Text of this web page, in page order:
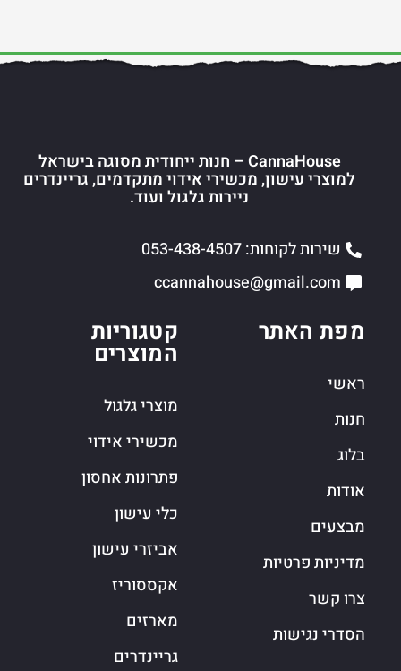
CannaHouse – חנות ייחודית מסוגה בישראל
למוצרי עישון, מכשירי אידוי מתקדמים, גריינדרים
ניירות גלגול ועוד.
שירות לקוחות: 053-438-4507
ccannahouse@gmail.com
מפת האתר
ראשי
חנות
בלוג
אודות
מבצעים
מדיניות פרטיות
צרו קשר
הסדרי נגישות
קטגוריות
המוצרים
מוצרי גלגול
מכשירי אידוי
פתרונות אחסון
כלי עישון
אביזרי עישון
אקססוריז
מארזים
גריינדרים